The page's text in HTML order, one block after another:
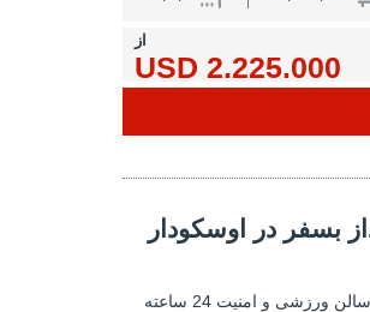
از
2.225.000 USD
آپارتمان‌های فروشی با چشم‌انداز بسفر در 2
بسفر در اوسکودار
آپارتمان‌های اوسکودار استانبول در پروژه‌ای با سالن ورزشی و امنیت 24 ساعته